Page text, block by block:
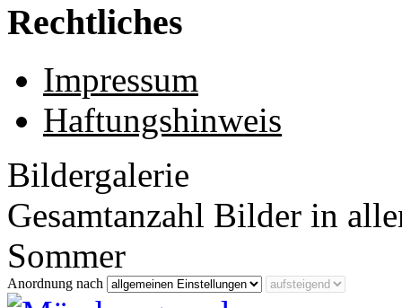
Rechtliches
Impressum
Haftungshinweis
Bildergalerie
Gesamtanzahl Bilder in
Sommer
Anordnung nach